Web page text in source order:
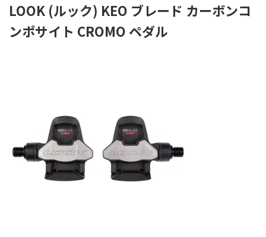
LOOK (ルック) KEO ブレード カーボンコ
ンポサイト CROMO ペダル